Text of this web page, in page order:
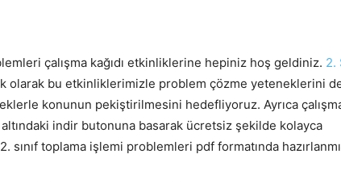
çalışma kağıdı etkinliklerine hepiniz hoş geldiniz. 2.
olarak bu etkinliklerimizle problem çözme yeteneklerini
konunun pekiştirilmesini hedefliyoruz. Ayrıca
indir butonuna basarak ücretsiz şekilde kolayca
toplama işlemi problemleri pdf formatında